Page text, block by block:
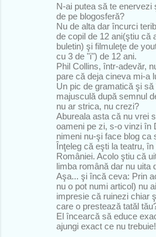
N-ai putea să te enervezi
de pe blogosferă?
Nu de alta dar încurci
de copil de 12 ani(ştiu că
buletin) şi filmuleţe de
cu 3 de "i") de 12 ani.
Phil Collins, într-adevăr,
pare că deja cineva mi-a
Un pic de gramatică şi
majusculă după semnul
nu ar strica, nu crezi?
Abureala asta că nu vrei
oameni pe zi, s-o vinzi în
nimeni nu-şi face blog ca
Înţeleg că eşti la teatru,
României. Acolo ştiu că
limba română dar nu uita
Aşa... şi încă ceva: Prin
nu o pot numi articol) nu
impresie că ruinezi chiar
care o prestează tatăl
El încearcă să educe
ajungi exact ce nu trebuie!